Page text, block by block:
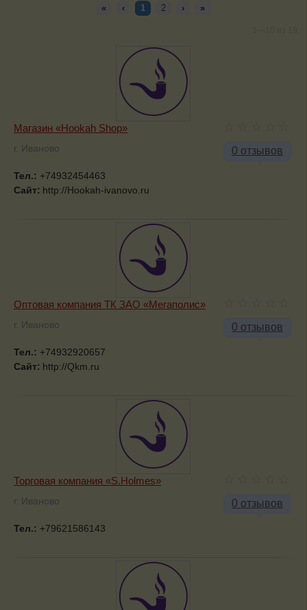
« ‹ 1 2 › »
0 отзывов
Магазин «Hookah Shop»
г. Иваново
Тел.: +74932454463
Сайт: http://Hookah-ivanovo.ru
0 отзывов
Оптовая компания ТК ЗАО «Мегаполис»
г. Иваново
Тел.: +74932920657
Сайт: http://Qkm.ru
0 отзывов
Торговая компания «S.Holmes»
г. Иваново
Тел.: +79621586143